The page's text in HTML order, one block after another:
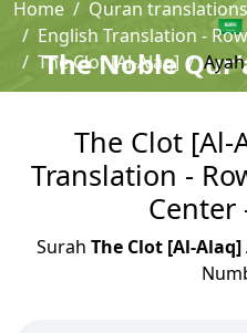
The Noble
Home
Quran translations
English Translation -
The Clot [Al-Alaq]
Ayah
The Clot [Al-
Translation -
Center
Surah The Clot [Al-Alaq]